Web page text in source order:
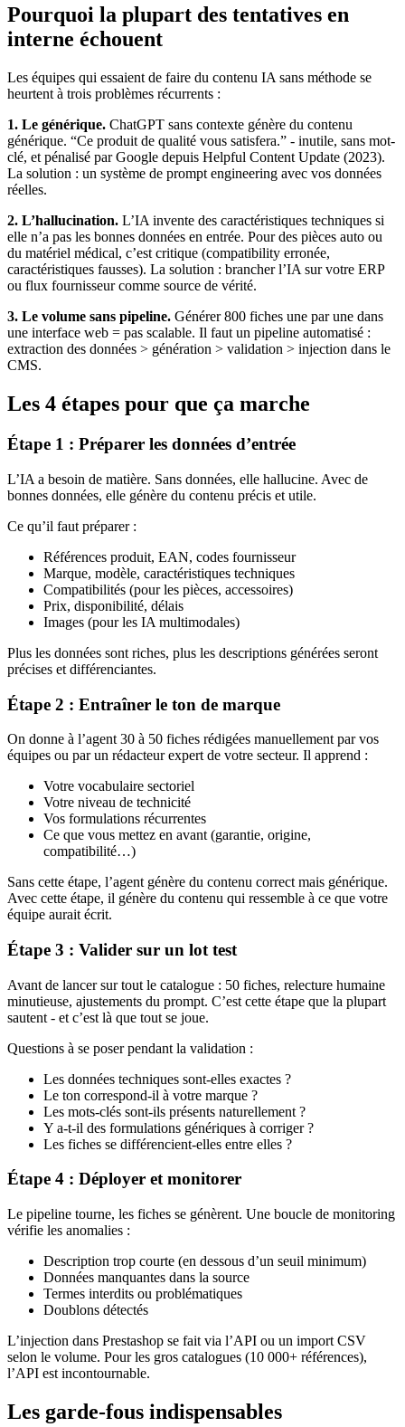
Pourquoi la plupart des tentatives en
interne échouent
Les équipes qui essaient de faire du contenu IA sans méthode se
heurtent à trois problèmes récurrents :
1. Le générique. ChatGPT sans contexte génère du contenu
générique. “Ce produit de qualité vous satisfera.” - inutile, sans mot-
clé, et pénalisé par Google depuis Helpful Content Update (2023).
La solution : un système de prompt engineering avec vos données
réelles.
2. L’hallucination. L’IA invente des caractéristiques techniques si
elle n’a pas les bonnes données en entrée. Pour des pièces auto ou
du matériel médical, c’est critique (compatibility erronée,
caractéristiques fausses). La solution : brancher l’IA sur votre ERP
ou flux fournisseur comme source de vérité.
3. Le volume sans pipeline. Générer 800 fiches une par une dans
une interface web = pas scalable. Il faut un pipeline automatisé :
extraction des données > génération > validation > injection dans le
CMS.
Les 4 étapes pour que ça marche
Étape 1 : Préparer les données d’entrée
L’IA a besoin de matière. Sans données, elle hallucine. Avec de
bonnes données, elle génère du contenu précis et utile.
Ce qu’il faut préparer :
Références produit, EAN, codes fournisseur
Marque, modèle, caractéristiques techniques
Compatibilités (pour les pièces, accessoires)
Prix, disponibilité, délais
Images (pour les IA multimodales)
Plus les données sont riches, plus les descriptions générées seront
précises et différenciantes.
Étape 2 : Entraîner le ton de marque
On donne à l’agent 30 à 50 fiches rédigées manuellement par vos
équipes ou par un rédacteur expert de votre secteur. Il apprend :
Votre vocabulaire sectoriel
Votre niveau de technicité
Vos formulations récurrentes
Ce que vous mettez en avant (garantie, origine,
compatibilité…)
Sans cette étape, l’agent génère du contenu correct mais générique.
Avec cette étape, il génère du contenu qui ressemble à ce que votre
équipe aurait écrit.
Étape 3 : Valider sur un lot test
Avant de lancer sur tout le catalogue : 50 fiches, relecture humaine
minutieuse, ajustements du prompt. C’est cette étape que la plupart
sautent - et c’est là que tout se joue.
Questions à se poser pendant la validation :
Les données techniques sont-elles exactes ?
Le ton correspond-il à votre marque ?
Les mots-clés sont-ils présents naturellement ?
Y a-t-il des formulations génériques à corriger ?
Les fiches se différencient-elles entre elles ?
Étape 4 : Déployer et monitorer
Le pipeline tourne, les fiches se génèrent. Une boucle de monitoring
vérifie les anomalies :
Description trop courte (en dessous d’un seuil minimum)
Données manquantes dans la source
Termes interdits ou problématiques
Doublons détectés
L’injection dans Prestashop se fait via l’API ou un import CSV
selon le volume. Pour les gros catalogues (10 000+ références),
l’API est incontournable.
Les garde-fous indispensables